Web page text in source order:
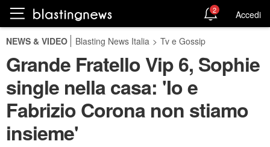
2 Accedi
NEWS & VIDEO Blasting News Italia > Tv e Gossip
Grande Fratello Vip 6, Sophie
single nella casa: 'Io e
Fabrizio Corona non stiamo
insieme'